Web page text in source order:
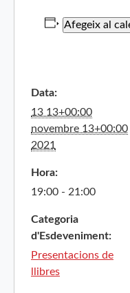
Afegeix al
Data:
13 13+00:00
novembre 13+00:00
2021
Hora:
19:00 - 21:00
Categoria
d'Esdeveniment:
Presentacions de
llibres